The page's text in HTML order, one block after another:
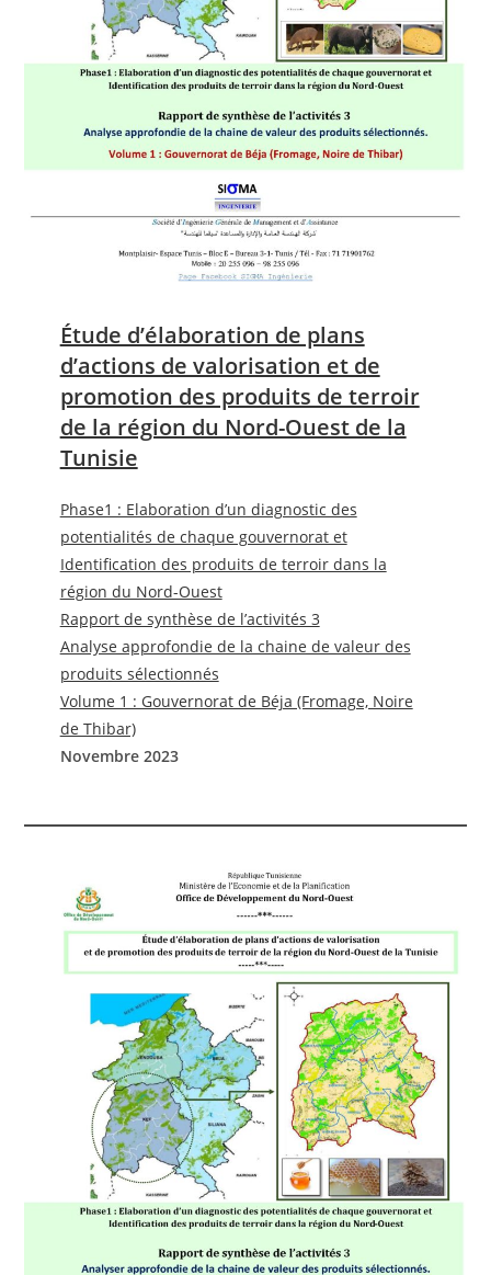
Étude d’élaboration de plans
d’actions de valorisation et de
promotion des produits de terroir
de la région du Nord-Ouest de la
Tunisie
Phase1 : Elaboration d’un diagnostic des
potentialités de chaque gouvernorat et
Identification des produits de terroir dans la
région du Nord-Ouest
Rapport de synthèse de l’activités 3
Analyse approfondie de la chaine de valeur des
produits sélectionnés
Volume 1 : Gouvernorat de Béja (Fromage, Noire
de Thibar)
Novembre 2023